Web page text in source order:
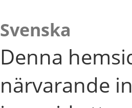
Svenska
Denna
närvarande